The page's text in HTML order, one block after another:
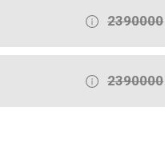
2390000
2390000